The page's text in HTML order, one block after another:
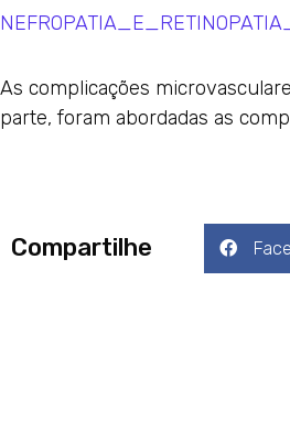
As complicações
parte, foram abordadas as
Compartilhe